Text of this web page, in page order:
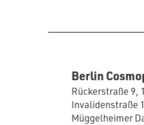
Berlin
Rückerstraße 9,
Invalidenstraße
Müggelheimer